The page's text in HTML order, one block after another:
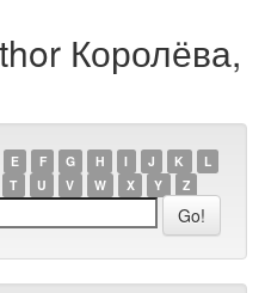
Королёва,
E F G H I J K
L
T U V W X Y Z